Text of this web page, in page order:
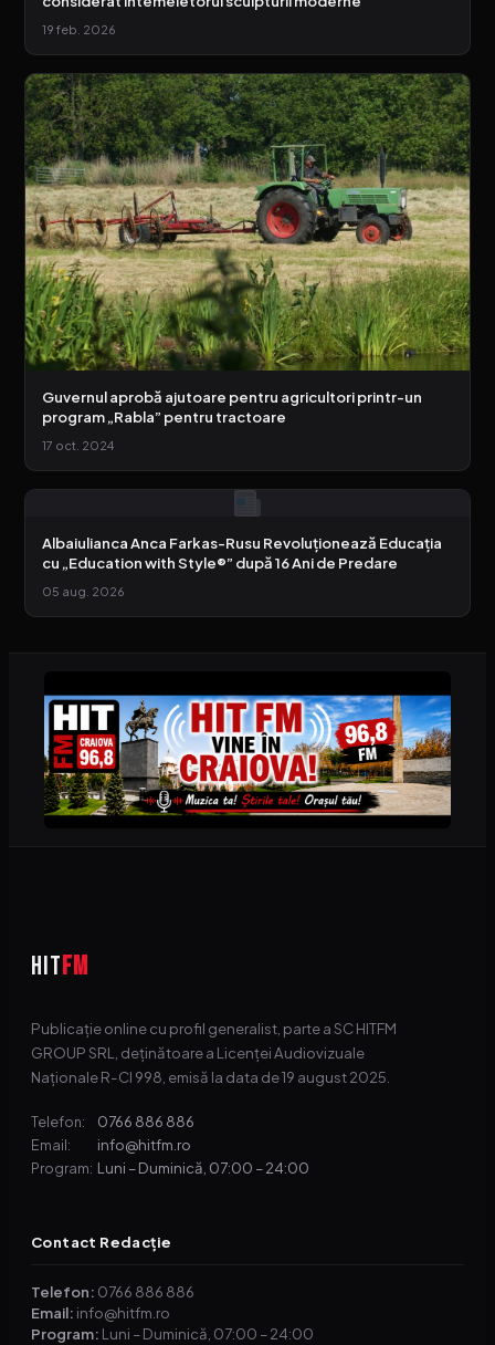
19 feb. 2026
Guvernul aprobă ajutoare pentru agricultori printr-un
program „Rabla” pentru tractoare
17 oct. 2024
Albaiulianca Anca Farkas-Rusu Revoluționează Educația
cu „Education with Style®” după 16 Ani de Predare
05 aug. 2026
HIT FM
Publicație online cu profil generalist, parte a SC HITFM
GROUP SRL, deținătoare a Licenței Audiovizuale
Naționale R-CI 998, emisă la data de 19 august 2025.
Telefon: 0766 886 886
Email: info@hitfm.ro
Program: Luni – Duminică, 07:00 – 24:00
Contact Redacție
Telefon: 0766 886 886
Email: info@hitfm.ro
Program: Luni – Duminică, 07:00 – 24:00